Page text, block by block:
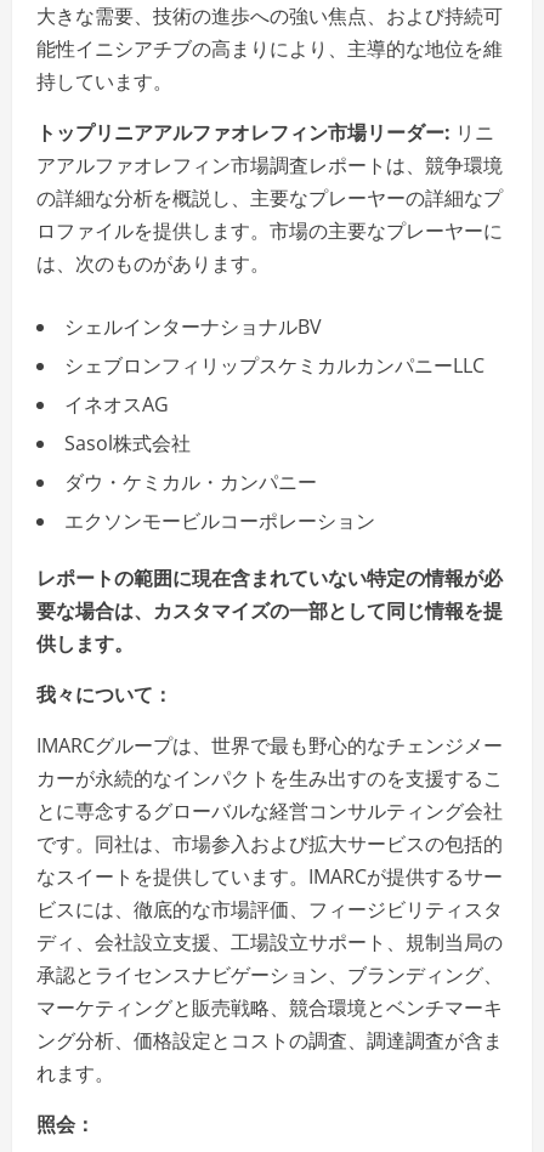
大きな需要、技術の進歩への強い焦点、および持続可
能性イニシアチブの高まりにより、主導的な地位を維
持しています。
トップリニアアルファオレフィン市場リーダー: リニ
アアルファオレフィン市場調査レポートは、競争環境
の詳細な分析を概説し、主要なプレーヤーの詳細なプ
ロファイルを提供します。市場の主要なプレーヤーに
は、次のものがあります。
シェルインターナショナルBV
シェブロンフィリップスケミカルカンパニーLLC
イネオスAG
Sasol株式会社
ダウ・ケミカル・カンパニー
エクソンモービルコーポレーション
レポートの範囲に現在含まれていない特定の情報が必
要な場合は、カスタマイズの一部として同じ情報を提
供します。
我々について：
IMARCグループは、世界で最も野心的なチェンジメー
カーが永続的なインパクトを生み出すのを支援するこ
とに専念するグローバルな経営コンサルティング会社
です。同社は、市場参入および拡大サービスの包括的
なスイートを提供しています。IMARCが提供するサー
ビスには、徹底的な市場評価、フィージビリティスタ
ディ、会社設立支援、工場設立サポート、規制当局の
承認とライセンスナビゲーション、ブランディング、
マーケティングと販売戦略、競合環境とベンチマーキ
ング分析、価格設定とコストの調査、調達調査が含ま
れます。
照会：